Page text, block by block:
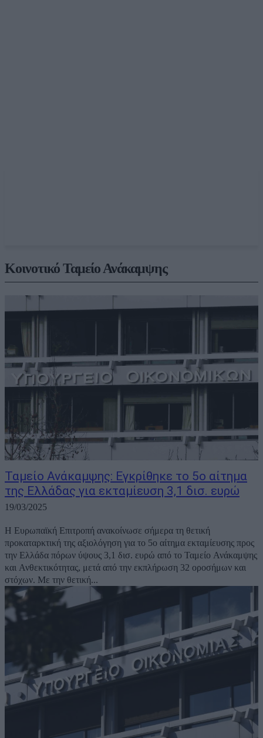
Κοινοτικό Ταμείο Ανάκαμψης
Ταμείο Ανάκαμψης: Εγκρίθηκε το 5ο αίτημα
της Ελλάδας για εκταμίευση 3,1 δισ. ευρώ
19/03/2025
Η Ευρωπαϊκή Επιτροπή ανακοίνωσε σήμερα τη θετική
προκαταρκτική της αξιολόγηση για το 5ο αίτημα εκταμίευσης προς
την Ελλάδα πόρων ύψους 3,1 δισ. ευρώ από το Ταμείο Ανάκαμψης
και Ανθεκτικότητας, μετά από την εκπλήρωση 32 οροσήμων και
στόχων. Με την θετική...